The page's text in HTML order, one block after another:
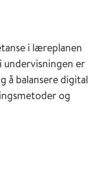
i læreplanen
er
å balansere digital
og